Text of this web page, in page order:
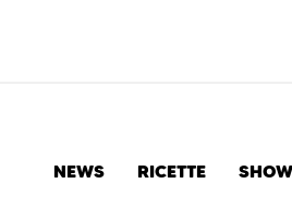
NEWS RICETTE SHOW